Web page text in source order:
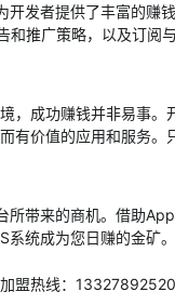
开发者提供了丰富的赚
推广策略，以及订阅
，成功赚钱并非易事。
有价值的应用和服务。
所带来的商机。借助
统成为您日赚的金矿。
盟热线：13327892520